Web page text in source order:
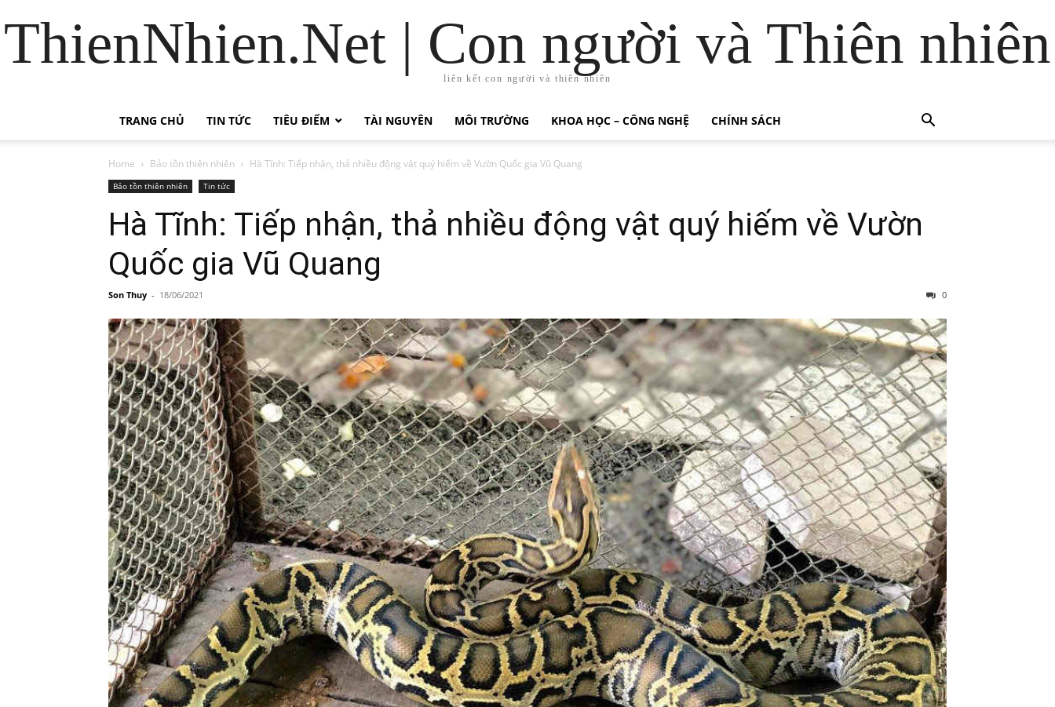
ThienNhien.Net | Con người và Thiên nhiên
liên kết con người và thiên nhiên
TRANG CHỦ TIN TỨC TIÊU ĐIỂM TÀI NGUYÊN MÔI TRƯỜNG KHOA HỌC – CÔNG NGHỆ CHÍNH SÁCH
Home Bảo tồn thiên nhiên Hà Tĩnh: Tiếp nhận, thả nhiều động vật quý hiếm về Vườn Quốc gia Vũ Quang
Bảo tồn thiên nhiên Tin tức
Hà Tĩnh: Tiếp nhận, thả nhiều động vật quý hiếm về Vườn
Quốc gia Vũ Quang
Son Thuy - 18/06/2021 0